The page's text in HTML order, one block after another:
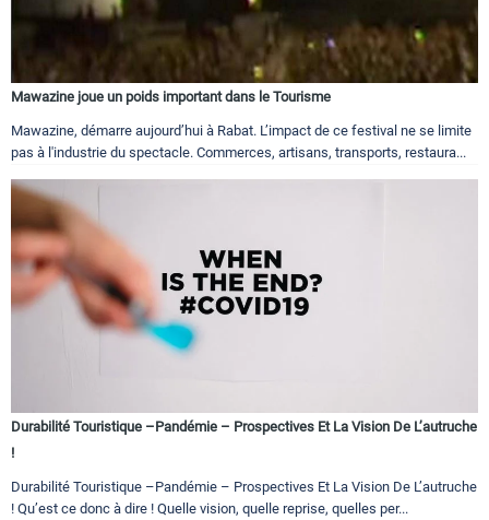
Mawazine joue un poids important dans le Tourisme
Mawazine, démarre aujourd’hui à Rabat. L’impact de ce festival ne se limite
pas à l'industrie du spectacle. Commerces, artisans, transports, restaura...
Durabilité Touristique –Pandémie – Prospectives Et La Vision De L’autruche
!
Durabilité Touristique –Pandémie – Prospectives Et La Vision De L’autruche
! Qu’est ce donc à dire ! Quelle vision, quelle reprise, quelles per...